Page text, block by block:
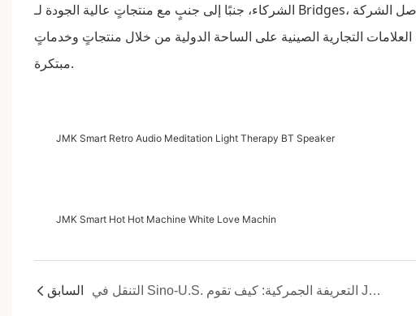
الشركاء، جنبًا إلى جنبٍ مع منتجاتٍ عالية الجودة لـ Bridges، وتوسيع نطاق السوق، وتحقيق وضعٍ مُربحٍ للجميع. في المستقبل، ستواصل الشركة
العلامات التجارية الصينية على الساحة الدولية من خلال منتجاتٍ وخدماتٍ
مبتكرة.
JMK Smart Retro Audio Meditation Light Therapy BT Speaker
JMK Smart Hot Hot Machine White Love Machin
السابق التنقل في Sino-U.S. التعريفة الجمركية: كيف تقوم JMksmart بالتعزيز الابتكار لتزدهر سوق الأجهزة العالمية